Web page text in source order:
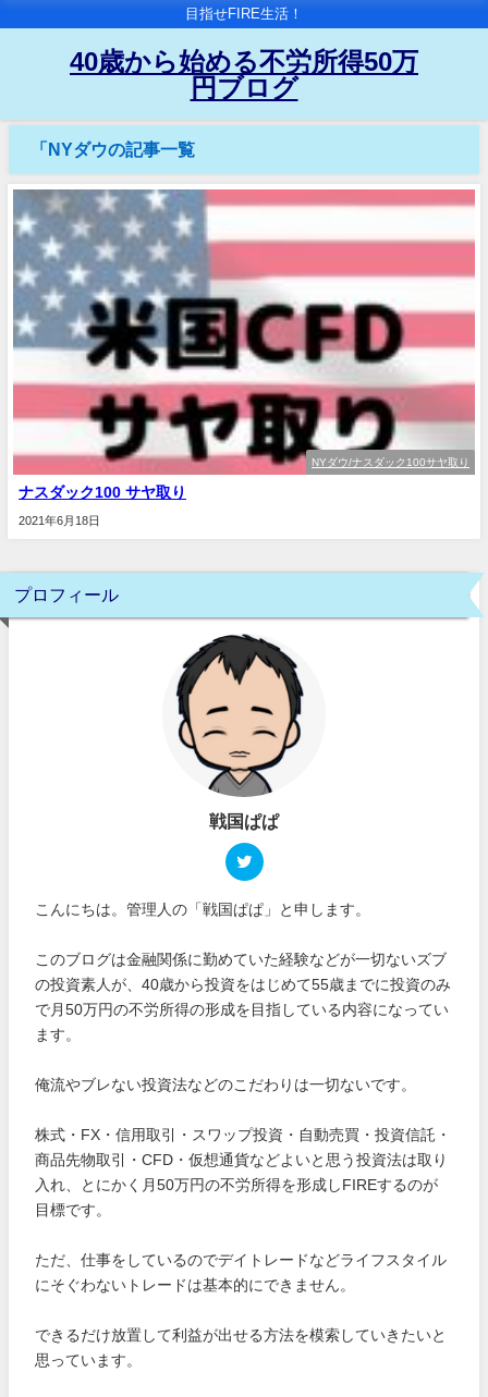
目指せFIRE生活！
40歳から始める不労所得50万
円ブログ
「NYダウの記事一覧
NYダウ/ナスダック100サヤ取り
ナスダック100 サヤ取り
2021年6月18日
プロフィール
戦国ぱぱ
こんにちは。管理人の「戦国ぱぱ」と申します。
このブログは金融関係に勤めていた経験などが一切ないズブ
の投資素人が、40歳から投資をはじめて55歳までに投資のみ
で月50万円の不労所得の形成を目指している内容になってい
ます。
俺流やブレない投資法などのこだわりは一切ないです。
株式・FX・信用取引・スワップ投資・自動売買・投資信託・
商品先物取引・CFD・仮想通貨などよいと思う投資法は取り
入れ、とにかく月50万円の不労所得を形成しFIREするのが
目標です。
ただ、仕事をしているのでデイトレードなどライフスタイル
にそぐわないトレードは基本的にできません。
できるだけ放置して利益が出せる方法を模索していきたいと
思っています。